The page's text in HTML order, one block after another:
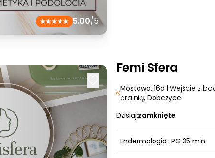
5.00/5
Femi Sfera
Mostowa, 16a | Wejście z
pralnią, Dobczyce
Dzisiaj:zamknięte
Endermologia LPG 35 min